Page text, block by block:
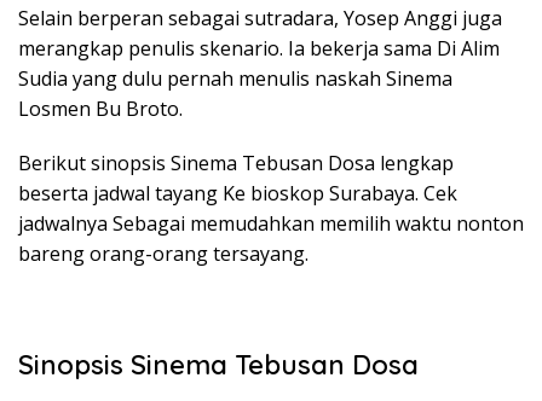
Selain berperan sebagai sutradara, Yosep Anggi juga
merangkap penulis skenario. Ia bekerja sama Di Alim
Sudia yang dulu pernah menulis naskah Sinema
Losmen Bu Broto.
Berikut sinopsis Sinema Tebusan Dosa lengkap
beserta jadwal tayang Ke bioskop Surabaya. Cek
jadwalnya Sebagai memudahkan memilih waktu nonton
bareng orang-orang tersayang.
Sinopsis Sinema Tebusan Dosa